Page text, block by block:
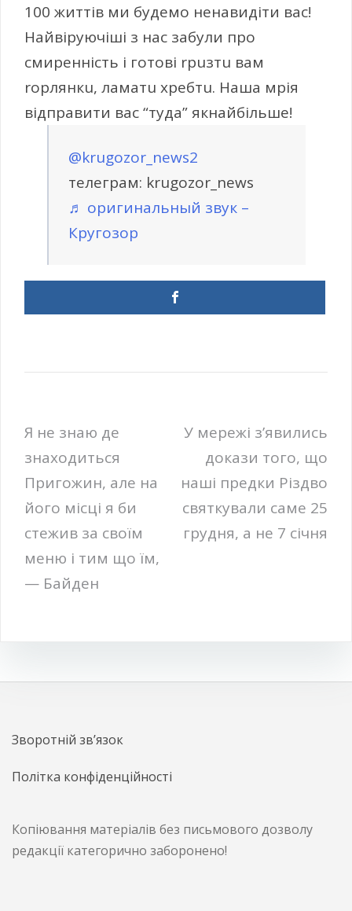
100 життів ми будемо ненавидіти вас!
Найвіруючіші з нас забули про
смиренність і готові rpuзтu вам
rоpлянкu, лaматu xребтu. Наша мрія
відправити вас “туда” якнайбільше!
@krugozor_news2
телеграм: krugozor_news
♬ оригинальный звук –
Кругозор
Навігація
записів
Я не знаю де
знаходиться
Пригожин, але на
його місці я би
стежив за своїм
меню і тим що їм,
— Байден
У мережі з’явились
докази того, що
наші предки Різдво
святкували саме 25
грудня, а не 7 січня
Зворотній зв’язок
Політка конфіденційності
Копіювання матеріалів без письмового дозволу
редакції категорично заборонено!